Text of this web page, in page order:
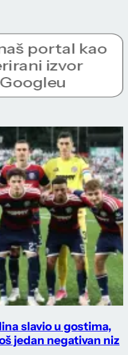
slavio u gostima,
jedan negativan niz